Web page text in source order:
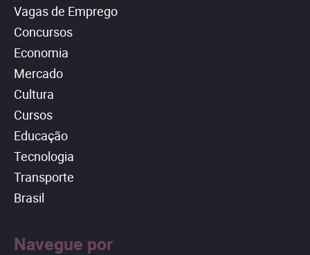
Vagas de Emprego
Concursos
Economia
Mercado
Cultura
Cursos
Educação
Tecnologia
Transporte
Brasil
Navegue por